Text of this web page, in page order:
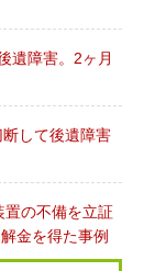
遺障害。2ヶ月
して後遺障害
置の不備を立証
金を得た事例